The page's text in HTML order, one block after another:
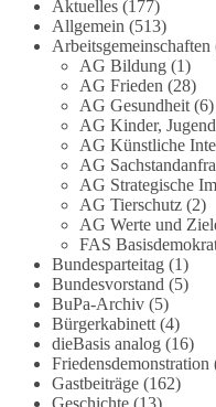
aufgearbeitet.
Auch in Deutschland
heute auf Antworten:
❓ Wie wurden politische
getroffen?
❓ Welche Maßnahmen
welche nicht?
❓Und wer übernimmt die
massiven Folgen für Kinder,
Unternehmen und das
Rechtsstaat?
🟩🟩🟦🟦🟥🟥🟧🟧
Eine demokratische
Aktuelles(177)
Allgemein (513)
Arbeitsgemeinschaften
AG Bildung(1)
AG Frieden (28)
AG Gesundheit(6)
AG Kinder,
AG Künstliche
AG
AG Strategische
AG Tierschutz(2)
AG Werte und
FAS
Bundesparteitag(1)
Bundesvorstand (5)
BuPa-Archiv(5)
Bürgerkabinett(4)
dieBasis analog(16)
Friedensdemonstration
Gastbeiträge(162)
Geschichte(13)